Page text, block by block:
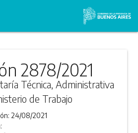
2878/2021
Técnica, Administrativa
de Trabajo
24/08/2021